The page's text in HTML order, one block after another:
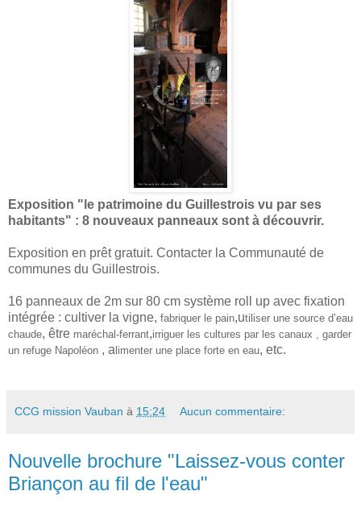
Exposition "le patrimoine du Guillestrois vu par ses
habitants" : 8 nouveaux panneaux sont à découvrir.
Exposition en prêt gratuit. Contacter la Communauté de
communes du Guillestrois.
16 panneaux de 2m sur 80 cm système roll up avec fixation
intégrée : cultiver la vigne, fabriquer le pain,utiliser une source d’eau
chaude, être maréchal-ferrant,irriguer les cultures par les canaux , garder
un refuge Napoléon , a limenter une place forte en eau, etc.
CCG mission Vauban à 15:24 Aucun commentaire:
Nouvelle brochure "Laissez-vous conter
Briançon au fil de l'eau"